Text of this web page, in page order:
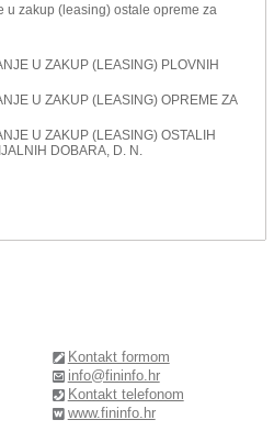
zakup (leasing) ostale opreme za
U ZAKUP (LEASING) PLOVNIH
U ZAKUP (LEA­SING) OPREME ZA
U ZAKUP (LEASING) OSTALIH
DOBARA, D. N.
Kontakt formom
info@fininfo.hr
Kontakt telefonom
www.fininfo.hr